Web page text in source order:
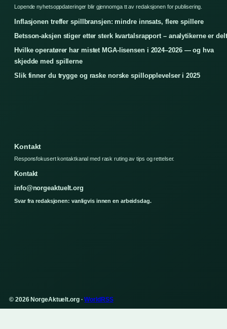
Lopende nyhetsoppdateringer blir gjennomga tt av redaksjonen for publisering.
Inflasjonen treffer spillbransjen: mindre innsats, flere spillere
Betsson-aksjen stiger etter sterk kvartalsrapport – analytikerne er delt
Hvilke operatører har mistet MGA-lisensen i 2024–2026 — og hva
skjedde med spillerne
Slik finner du trygge og raske norske spillopplevelser i 2025
Kontakt
Responsfokusert kontaktkanal med rask ruting av tips og rettelser.
Kontakt
info@norgeaktuelt.org
Svar fra redaksjonen: vanligvis innen en arbeidsdag.
© 2026 NorgeAktuelt.org ·WorldRSS